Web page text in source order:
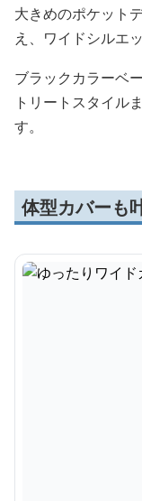
大きめのポケット
え、ワイドシルエ
ブラックカラーベ
トリートスタイル
す。
体型カバーも